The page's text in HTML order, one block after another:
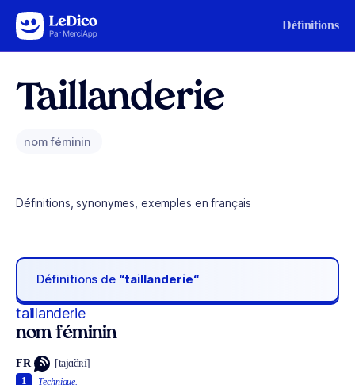
Aller au contenu Définitions
Taillanderie
nom féminin
Définitions, synonymes, exemples en français
Définitions de “taillanderie“
taillanderie
nom féminin
FR [tajɑ̃dʀi]
Technique.
1